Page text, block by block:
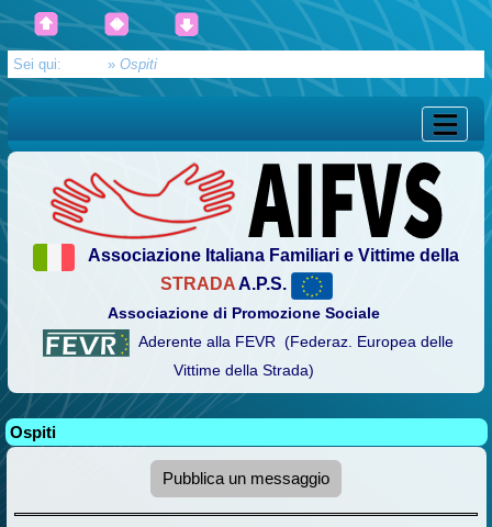
Sei qui: » Ospiti
Associazione Italiana Familiari e Vittime della
STRADAA.P.S.
Associazione di Promozione Sociale
Aderente alla FEVR (Federaz. Europea delle
Vittime della Strada)
Ospiti
Pubblica un messaggio